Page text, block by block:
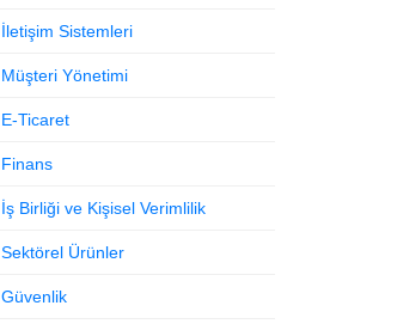
İletişim Sistemleri
Müşteri Yönetimi
E-Ticaret
Finans
İş Birliği ve Kişisel Verimlilik
Sektörel Ürünler
Güvenlik